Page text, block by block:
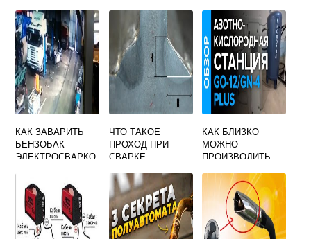
КАК ЗАВАРИТЬ
БЕНЗОБАК
ЭЛЕКТРОСВАРКО
ЧТО ТАКОЕ
ПРОХОД ПРИ
СВАРКЕ
КАК БЛИЗКО
МОЖНО
ПРОИЗВОДИТЬ
РАБОТЫ К
ОТДЕЛЬНЫМ
БАЛЛОНАМ С
КИСЛОРОДОМ И
ГОРЮЧИМ ГАЗОМ